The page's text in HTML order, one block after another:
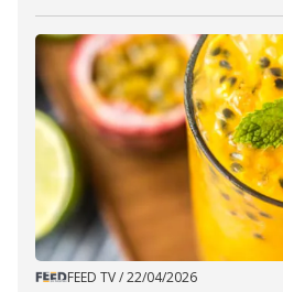
FEED TV/22/04/2026